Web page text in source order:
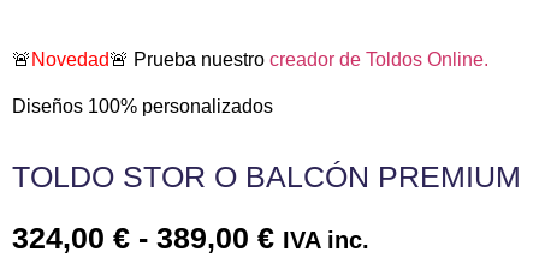
🚨 Novedad🚨 Prueba nuestro creador de Toldos Online.
Diseños 100% personalizados
TOLDO STOR O BALCÓN PREMIUM
324,00 € - 389,00 € IVA inc.